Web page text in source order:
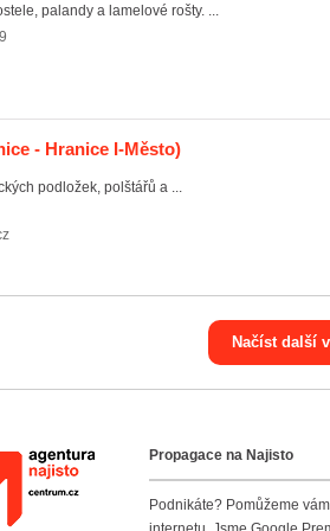
palandy a lamelové rošty. ...
- Hranice I-Město)
podložek, polštářů a ...
Načíst další
Agentura NajistoPropagace na Najisto
Podnikáte? Pomůžeme